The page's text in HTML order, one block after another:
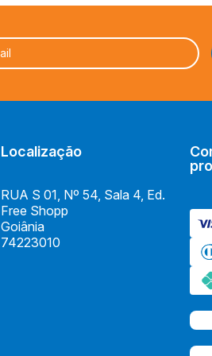
Instagram
Facebook
DRAGON BALL
Localização
RUA S 01, Nº 54, Sala 4, Ed.
Free Shopp
Goiânia
74223010